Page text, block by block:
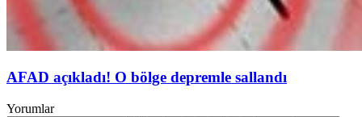
AFAD açıkladı! O bölge depremle sallandı
Yorumlar